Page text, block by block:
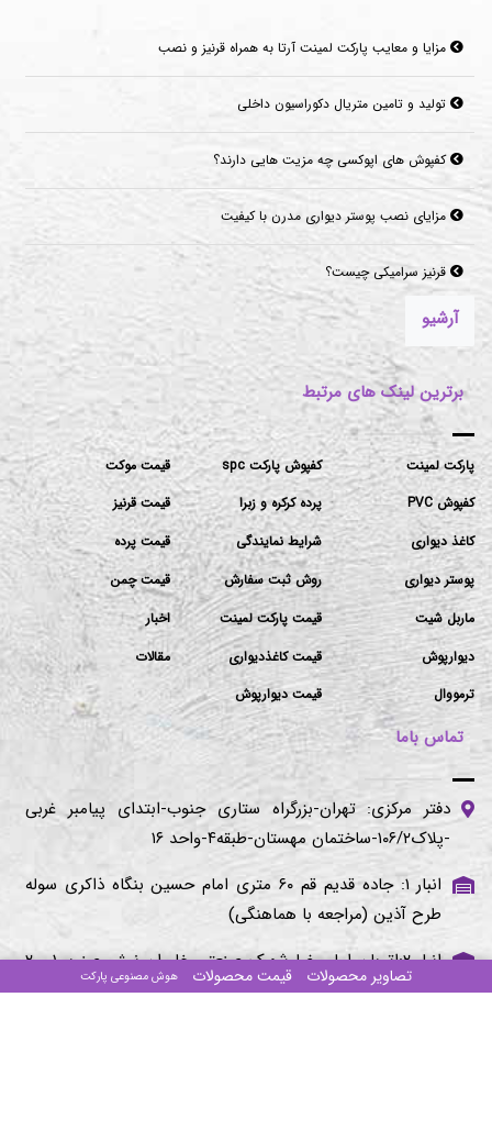
مزایا و معایب پارکت لمینت آرتا به همراه قرنیز و نصب
تولید و تامین متریال دکوراسیون داخلی
کفپوش های اپوکسی چه مزیت هایی دارند؟
مزایای نصب پوستر دیواری مدرن با کیفیت
قرنیز سرامیکی چیست؟
آرشیو
برترین لینک های مرتبط
پارکت لمینت
کفپوش PVC
کاغذ دیواری
پوستر دیواری
ماربل شیت
دیوارپوش
ترمووال
کفپوش پارکت spc
پرده کرکره و زبرا
شرایط نمایندگی
روش ثبت سفارش
قیمت پارکت لمینت
قیمت کاغذدیواری
قیمت دیوارپوش
قیمت موکت
قیمت قرنیز
قیمت پرده
قیمت چمن
اخبار
مقالات
تماس باما
دفتر مرکزی: تهران-بزرگراه ستاری جنوب-ابتدای پیامبر غربی
-پلاک۱۰۶/۲-ساختمان مهستان-طبقه۴-واحد ۱۶
انبار ۱: جاده قدیم قم ۶۰ متری امام حسین بنگاه ذاکری سوله
طرح آذین (مراجعه با هماهنگی)
انبار ۲:اتوبان امام رضا شهرک صنعتی خاوران نبش صنوبر ۱ و ۲
(مراجعه با هماهنگی)
تصاویر محصولات قیمت محصولات هوش مصنوعی پارکت